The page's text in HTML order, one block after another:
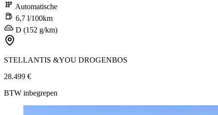
Automatische
6,7 l/100km
D (152 g/km)
STELLANTIS &YOU DROGENBOS
28.499 €
BTW inbegrepen